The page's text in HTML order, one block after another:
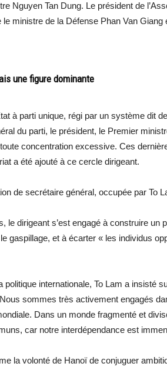
Nguyen Tan Dung. Le président de
ministre de la Défense Phan Van
une figure dominante
à parti unique, régi par un système dit
du parti, le président, le Premier
toute concentration excessive. Ces
a été ajouté à ce cercle dirigeant.
de secrétaire général, occupée par To
le dirigeant s’est engagé à construire un
gaspillage, et à écarter « les individus
politique internationale, To Lam a insisté
sommes très activement engagés
Dans un monde fragmenté et
car notre interdépendance est
la volonté de Hanoï de conjuguer